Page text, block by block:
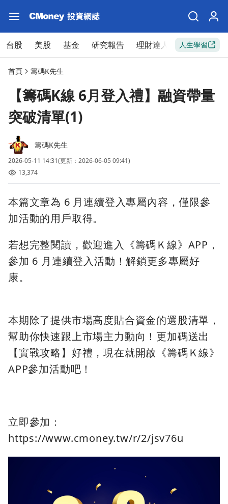
台股 美股 基金 研究報告 理財達人 新手入門
人生學習
首頁 籌碼K先生
【籌碼K線 6月登入禮】融資帶量
突破清單(1)
籌碼K先生
2026-05-11 14:31(更新：2026-06-05 09:41)
13,374
本篇文章為 6 月連續登入專屬內容，僅限參
加活動的用戶取得。
若想完整閱讀，歡迎進入《籌碼Ｋ線》APP，
參加 6 月連續登入活動！解鎖更多專屬好
康。
本期除了提供市場高度貼合資金的選股清單，
幫助你快速跟上市場主力動向！更加碼送出
【實戰攻略】好禮，現在就開啟《籌碼Ｋ線》
APP參加活動吧！
立即參加：
https://www.cmoney.tw/r/2/jsv76u